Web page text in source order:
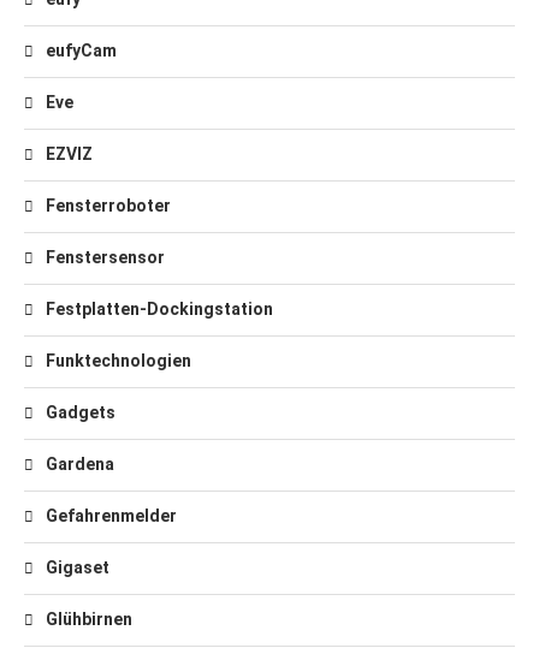
eufyCam
Eve
EZVIZ
Fensterroboter
Fenstersensor
Festplatten-Dockingstation
Funktechnologien
Gadgets
Gardena
Gefahrenmelder
Gigaset
Glühbirnen